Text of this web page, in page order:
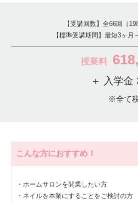
【受講回数】全66回（
【標準受講期間】最短3ヶ月
授業料
＋ 入学金
※全て
こんな方におすすめ！
・ホームサロンを開業したい方
・ネイルを本業にすることをご検討の方